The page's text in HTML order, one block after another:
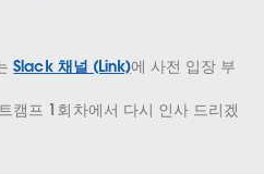
Slack 채널 (Link)에 사전 입장 부
캠프 1회차에서 다시 인사 드리겠